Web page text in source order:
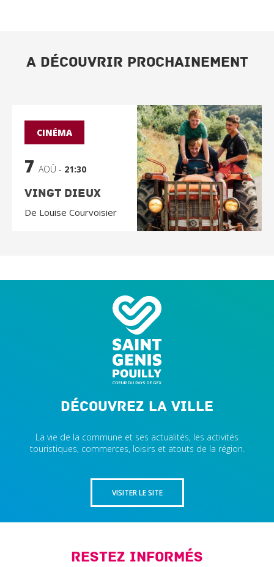
A DÉCOUVRIR PROCHAINEMENT
CINÉMA
7 AOÛ - 21:30
Vingt Dieux
De Louise Courvoisier
Découvrez la ville
La vie de la commune et ses actualités, les activités
touristiques, commerces, loisirs et atouts de la région.
VISITER LE SITE
Restez informés